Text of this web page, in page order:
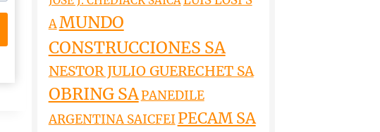
AMUNDO
CONSTRUCCIONES SA
NESTOR JULIO GUERECHET SA
OBRING SAPANEDILE
ARGENTINA SAICFEI PECAM SA